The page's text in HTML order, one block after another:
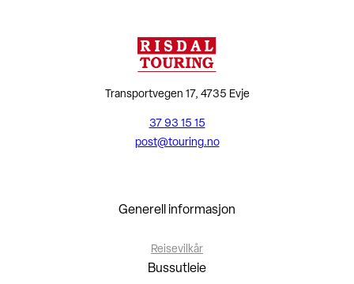
Transportvegen 17, 4735 Evje
37 93 15 15
post@touring.no
Generell informasjon
Reisevilkår
Bussutleie